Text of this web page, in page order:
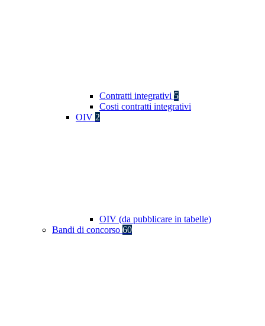
Contratti integrativi 5
Costi contratti integrativi
OIV 2
OIV (da pubblicare in tabelle)
Bandi di concorso 60